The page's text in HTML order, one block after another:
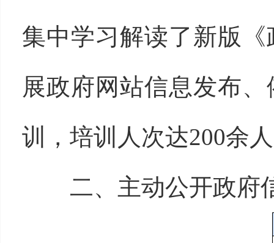
集中学习解读了新版
展政府网站信息发布
训，培训人次达200余
二、主动公开政府